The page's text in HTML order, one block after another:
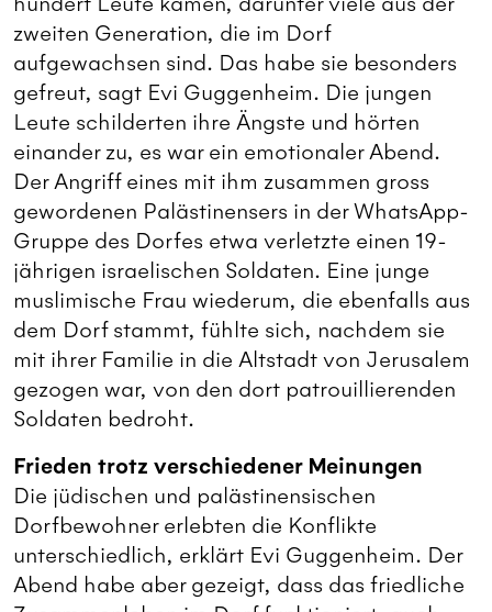
zweiten Generation, die im Dorf
aufgewachsen sind. Das habe sie besonders
gefreut, sagt Evi Guggenheim. Die jungen
Leute schilderten ihre Ängste und hörten
einander zu, es war ein emotionaler Abend.
Der Angriff eines mit ihm zusammen gross
gewordenen Palästinensers in der WhatsApp-
Gruppe des Dorfes etwa verletzte einen 19-
jährigen israelischen Soldaten. Eine junge
muslimische Frau wiederum, die ebenfalls aus
dem Dorf stammt, fühlte sich, nachdem sie
mit ihrer Familie in die Altstadt von Jerusalem
gezogen war, von den dort patrouillierenden
Soldaten bedroht.
Frieden trotz verschiedener Meinungen
Die jüdischen und palästinensischen
Dorfbewohner erlebten die Konflikte
unterschiedlich, erklärt Evi Guggenheim. Der
Abend habe aber gezeigt, dass das friedliche